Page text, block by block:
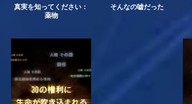
真実を知ってください：
薬物
そんなの嘘だった